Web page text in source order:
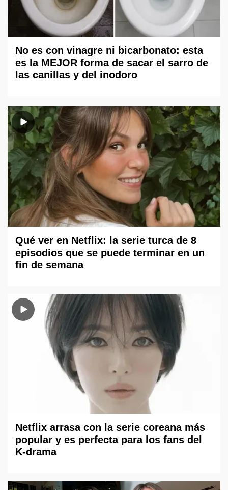
No es con vinagre ni bicarbonato: esta
es la MEJOR forma de sacar el sarro de
las canillas y del inodoro
Qué ver en Netflix: la serie turca de 8
episodios que se puede terminar en un
fin de semana
Netflix arrasa con la serie coreana más
popular y es perfecta para los fans del
K-drama